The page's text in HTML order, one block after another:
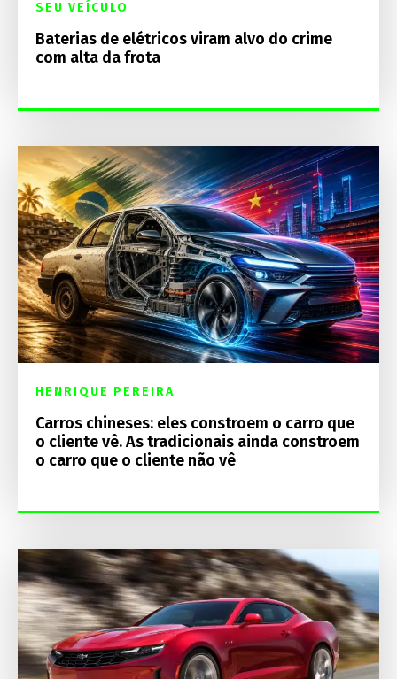
SEU VEÍCULO
Baterias de elétricos viram alvo do crime
com alta da frota
HENRIQUE PEREIRA
Carros chineses: eles constroem o carro que
o cliente vê. As tradicionais ainda constroem
o carro que o cliente não vê